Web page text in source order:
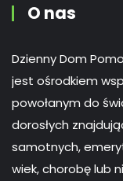
O nas
Dzienny Dom
jest ośrodkiem
powołanym do
dorosłych
samotnych,
wiek, chorobę lub